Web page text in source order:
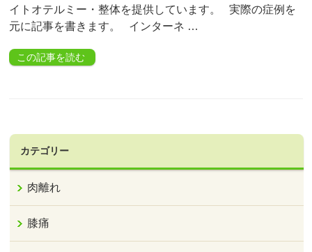
イトオテルミー・整体を提供しています。 実際の症例を
元に記事を書きます。 インターネ …
この記事を読む
カテゴリー
肉離れ
膝痛